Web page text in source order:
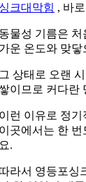
크대막힘 , 바
물성 기름은
운 온도와 맞닿
상태로 오랜
이므로 커다란
런 이유로 정기
곳에서는 한 번
.
라서 영등포싱